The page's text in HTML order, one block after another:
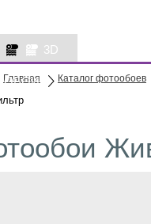
3D
ОБОИ
Главная Каталог фотообоев